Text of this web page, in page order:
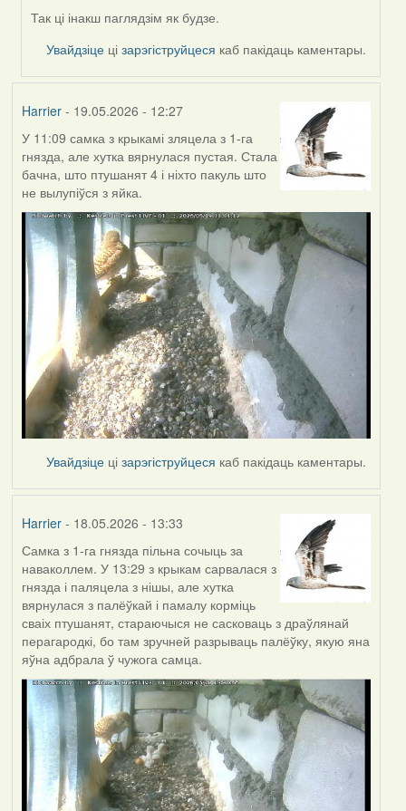
Так ці інакш паглядзім як будзе.
Увайдзіце цізарэгіструйцеся каб пакідаць каментары.
Harrier- 19.05.2026 - 12:27
У 11:09 самка з крыкамі зляцела з 1-га
гнязда, але хутка вярнулася пустая. Стала
бачна, што птушанят 4 і ніхто пакуль што
не вылупіўся з яйка.
Увайдзіце цізарэгіструйцеся каб пакідаць каментары.
Harrier- 18.05.2026 - 13:33
Самка з 1-га гнязда пільна сочыць за
наваколлем. У 13:29 з крыкам сарвалася з
гнязда і паляцела з нішы, але хутка
вярнулася з палёўкай і памалу корміць
сваіх птушанят, стараючыся не сасковаць з драўлянай
перагародкі, бо там зручней разрываць палёўку, якую яна
яўна адбрала ў чужога самца.